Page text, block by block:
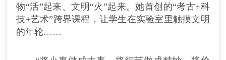
物“活”起来、文明“火”起来。她首创的“考古+科
技+艺术”跨界课程，让学生在实验室里触摸文明
的年轮……